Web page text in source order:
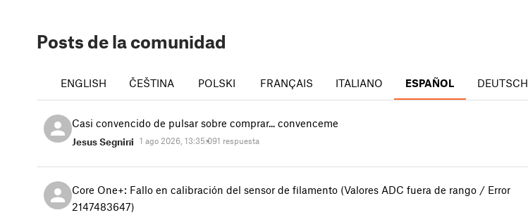
Posts de la comunidad
ENGLISH ČEŠTINA POLSKI FRANÇAIS ITALIANO ESPAÑOL DEUTSCH
Casi convencido de pulsar sobre comprar... convenceme
Jesus Segnini 1 ago 2026, 13:35:091 respuesta
Core One+: Fallo en calibración del sensor de filamento (Valores ADC fuera de rango / Error
2147483647)